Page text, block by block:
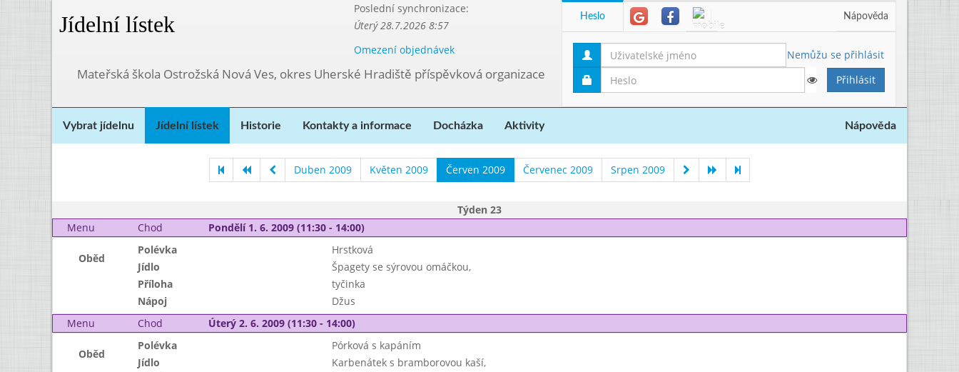
Jídelní lístek
Poslední synchronizace:
Úterý 28.7.2026 8:57
Omezení objednávek
Mateřská škola Ostrožská Nová Ves, okres Uherské Hradiště příspěvková organizace
Heslo Nápověda
Nemůžu se přihlásit
Vybrat jídelnu Jídelní lístek Historie Kontakty a informace Docházka Aktivity Nápověda
Duben 2009 Květen 2009 Červen 2009 Červenec 2009 Srpen 2009
Týden 23
Menu
Chod Pondělí 1. 6. 2009 (11:30 - 14:00)
Oběd
Polévka
Hrstková
Jídlo
Špagety se sýrovou omáčkou,
Příloha
tyčinka
Nápoj
Džus
Menu
Chod Úterý 2. 6. 2009 (11:30 - 14:00)
Oběd
Polévka
Pórková s kapáním
Jídlo
Karbenátek s bramborovou kaší,